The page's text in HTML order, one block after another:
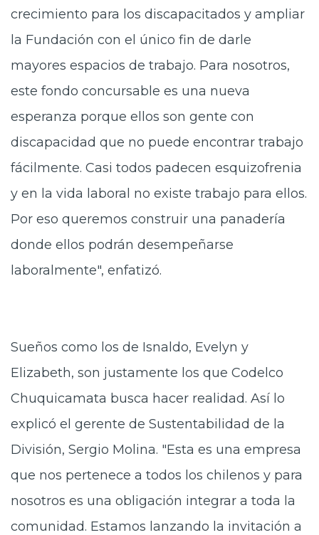
crecimiento para los discapacitados y ampliar
la Fundación con el único fin de darle
mayores espacios de trabajo. Para nosotros,
este fondo concursable es una nueva
esperanza porque ellos son gente con
discapacidad que no puede encontrar trabajo
fácilmente. Casi todos padecen esquizofrenia
y en la vida laboral no existe trabajo para ellos.
Por eso queremos construir una panadería
donde ellos podrán desempeñarse
laboralmente", enfatizó.
Sueños como los de Isnaldo, Evelyn y
Elizabeth, son justamente los que Codelco
Chuquicamata busca hacer realidad. Así lo
explicó el gerente de Sustentabilidad de la
División, Sergio Molina. "Esta es una empresa
que nos pertenece a todos los chilenos y para
nosotros es una obligación integrar a toda la
comunidad. Estamos lanzando la invitación a